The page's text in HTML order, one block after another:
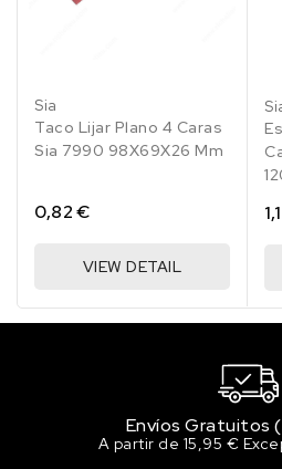
Sia
Taco Lijar Plano 4 Caras
Sia 7990 98X69X26 Mm
0,82 €
VIEW DETAIL
Envíos Gratuitos
A partir de 15,95 €